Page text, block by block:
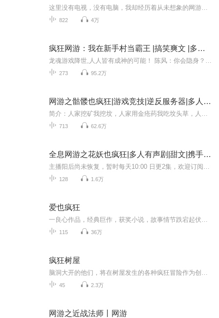
822 4万
疯狂网游：我在新手村当霸王 |搞笑爽文 |多人有声
273 95.2万
网游之骷髅也疯狂|游戏竞技|逆反服务器|多人有声剧
713 62.6万
全息网游之花妖也疯狂|多人有声剧|甜文|携手升级虐渣
128 1.6万
爱也疯狂
115 36万
疯狂树屋
45 2.3万
网游之近战法师丨网游